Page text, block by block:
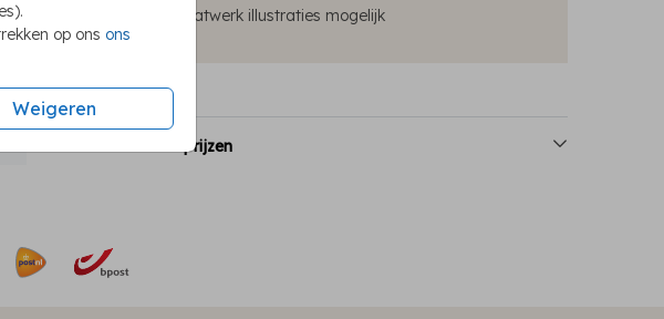
op ons ons
Weigeren
Ook maatwerk illustraties mogelijk
Formaten en prijzen